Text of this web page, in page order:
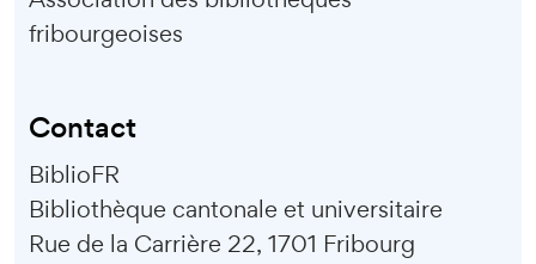
fribourgeoises
Contact
BiblioFR
Bibliothèque cantonale et universitaire
Rue de la Carrière 22, 1701 Fribourg